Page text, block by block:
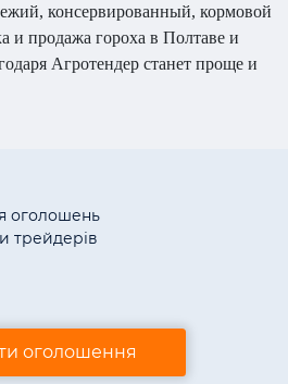
консервированный, кормовой
и продажа гороха в Полтаве и
Агротендер станет проще и
оголошення
оголошень
трейдерів
2011–2026